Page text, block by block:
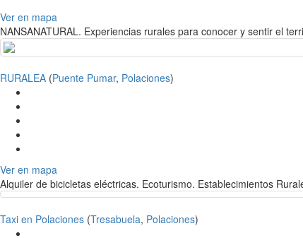
Ver en mapa
NANSANATURAL. Experiencias rurales para conocer y sentir el
RURALEA (Puente Pumar, Polaciones)
Ver en mapa
Alquiler de bicicletas eléctricas. Ecoturismo. Establecimientos
Taxi en Polaciones (Tresabuela, Polaciones)